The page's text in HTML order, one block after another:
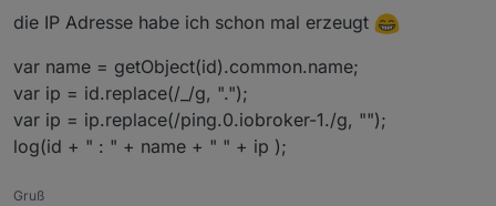
die IP Adresse habe ich schon mal erzeugt
var name = getObject(id).common.name;
var ip = id.replace(/_/g, ".");
var ip = ip.replace(/ping.0.iobroker-1./g, "");
log(id + " : " + name + " " + ip );
Gruß